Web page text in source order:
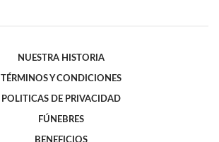
NUESTRA HISTORIA
TÉRMINOS Y CONDICIONES
POLITICAS DE PRIVACIDAD
FÚNEBRES
BENEFICIOS